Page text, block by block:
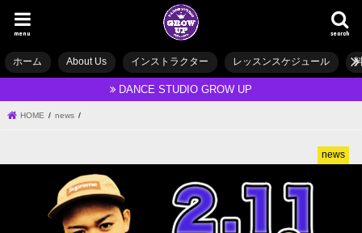
search
menu
ホーム About Us インストラクター レッスンスケジュール
DANCE STUDIO GROW UP
HOME news
news